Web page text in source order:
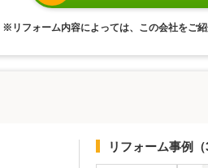
※リフォーム内容によっては、この会社をご紹
リフォーム事例